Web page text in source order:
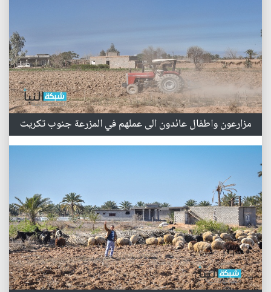
مزارعون واطفال عائدون الى عملهم في المزرعة جنوب تكريت